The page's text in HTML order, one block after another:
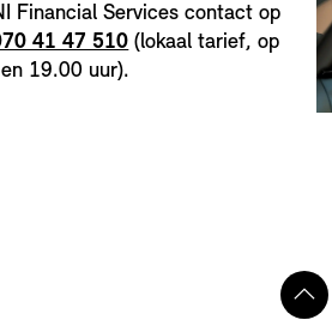
Financial Services contact op
41 47 510 (lokaal tarief, op
19.00 uur).